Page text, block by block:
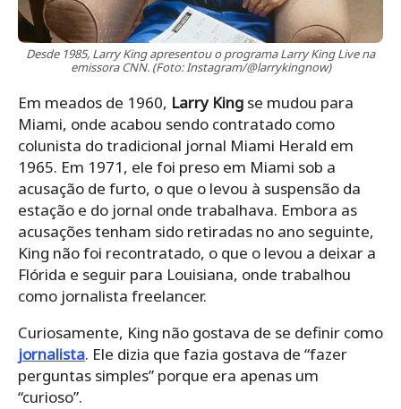
Desde 1985, Larry King apresentou o programa Larry King Live na
emissora CNN. (Foto: Instagram/@larrykingnow)
Em meados de 1960, Larry King se mudou para
Miami, onde acabou sendo contratado como
colunista do tradicional jornal Miami Herald em
1965. Em 1971, ele foi preso em Miami sob a
acusação de furto, o que o levou à suspensão da
estação e do jornal onde trabalhava. Embora as
acusações tenham sido retiradas no ano seguinte,
King não foi recontratado, o que o levou a deixar a
Flórida e seguir para Louisiana, onde trabalhou
como jornalista freelancer.
Curiosamente, King não gostava de se definir como
jornalista. Ele dizia que fazia gostava de “fazer
perguntas simples” porque era apenas um
“curioso”.